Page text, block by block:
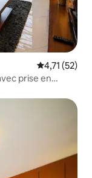
Évaluation
4,71 (52)
prise en